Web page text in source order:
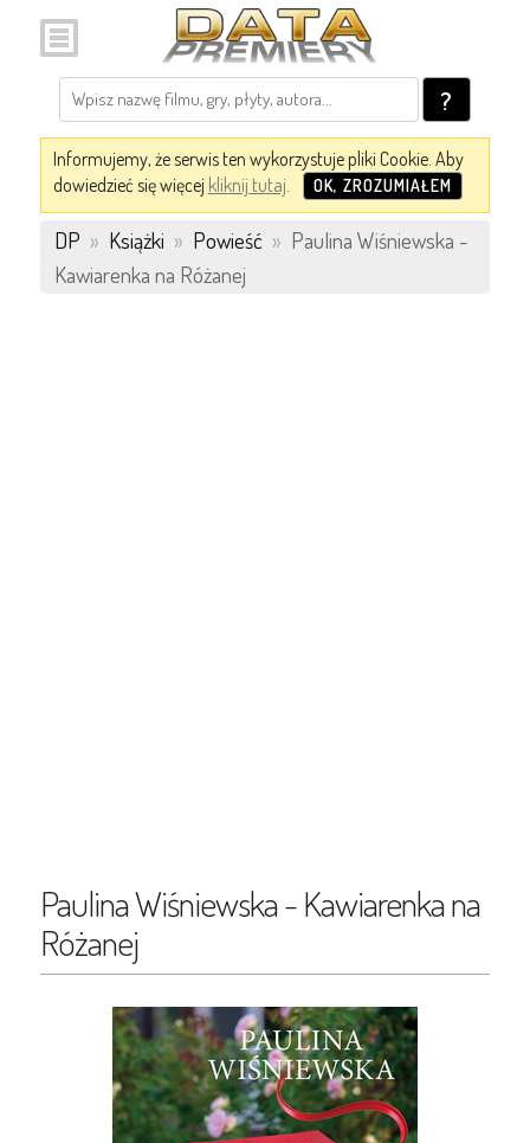
?
Informujemy, że serwis ten wykorzystuje pliki Cookie. Aby
dowiedzieć się więcej kliknij tutaj. OK, ZROZUMIAŁEM
DP » Książki » Powieść » Paulina Wiśniewska -
Kawiarenka na Różanej
Paulina Wiśniewska - Kawiarenka na
Różanej